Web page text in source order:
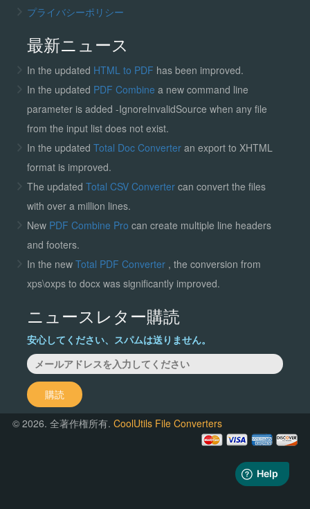
プライバシーポリシー
最新ニュース
In the updated HTML to PDF has been improved.
In the updated PDF Combine a new command line
parameter is added -IgnoreInvalidSource when any file
from the input list does not exist.
In the updated Total Doc Converter an export to XHTML
format is improved.
The updated Total CSV Convertercan convert the files
with over a million lines.
New PDF Combine Pro can create multiple line headers
and footers.
In the new Total PDF Converter , the conversion from
xps\oxps to docx was significantly improved.
ニュースレター購読
安心してください、スパムは送りません。
購読
© 2026. 全著作権所有.CoolUtils File Converters